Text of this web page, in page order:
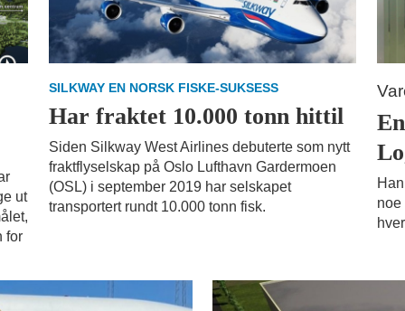
ut
for
SILKWAY EN NORSK FISKE-SUKSESS
Har fraktet 10.000 tonn hittil
Siden Silkway West Airlines debuterte som nytt
fraktflyselskap på Oslo Lufthavn Gardermoen
(OSL) i september 2019 har selskapet
transportert rundt 10.000 tonn fisk.
noe